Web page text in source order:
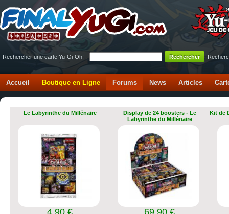
Rechercher une carte Yu-Gi-Oh! :
Accueil Boutique en Ligne Forums News Articles
Le Labyrinthe du Millénaire
4.90 €
Display de 24 boosters - Le
Labyrinthe du Millénaire
69.90 €
Kit de